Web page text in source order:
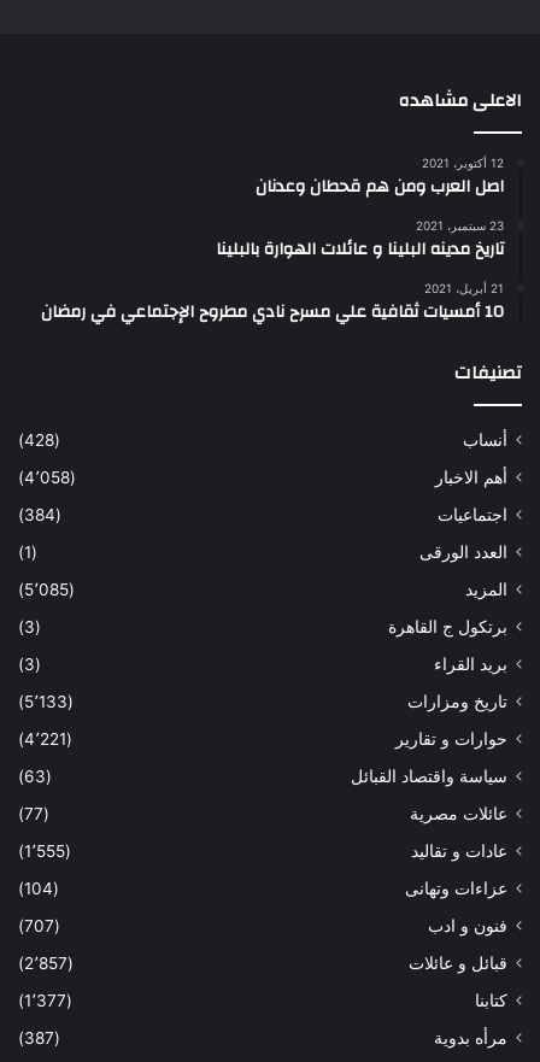
الاعلى مشاهده
12 أكتوبر، 2021
اصل العرب ومن هم قحطان وعدنان
23 سبتمبر، 2021
تاريخ مدينه البلينا و عائلات الهوارة بالبلينا
21 أبريل، 2021
10 أمسيات ثقافية علي مسرح نادي مطروح الإجتماعي في رمضان
تصنيفات
أنساب
(428)
أهم الاخبار
(4٬058)
اجتماعيات
(384)
العدد الورقى
(1)
المزيد
(5٬085)
برتكول ج القاهرة
(3)
بريد القراء
(3)
تاريخ ومزارات
(5٬133)
حوارات و تقارير
(4٬221)
سياسة واقتصاد القبائل
(63)
عائلات مصرية
(77)
عادات و تقاليد
(1٬555)
عزاءات وتهانى
(104)
فنون و ادب
(707)
قبائل و عائلات
(2٬857)
كتابنا
(1٬377)
مرأه بدوية
(387)